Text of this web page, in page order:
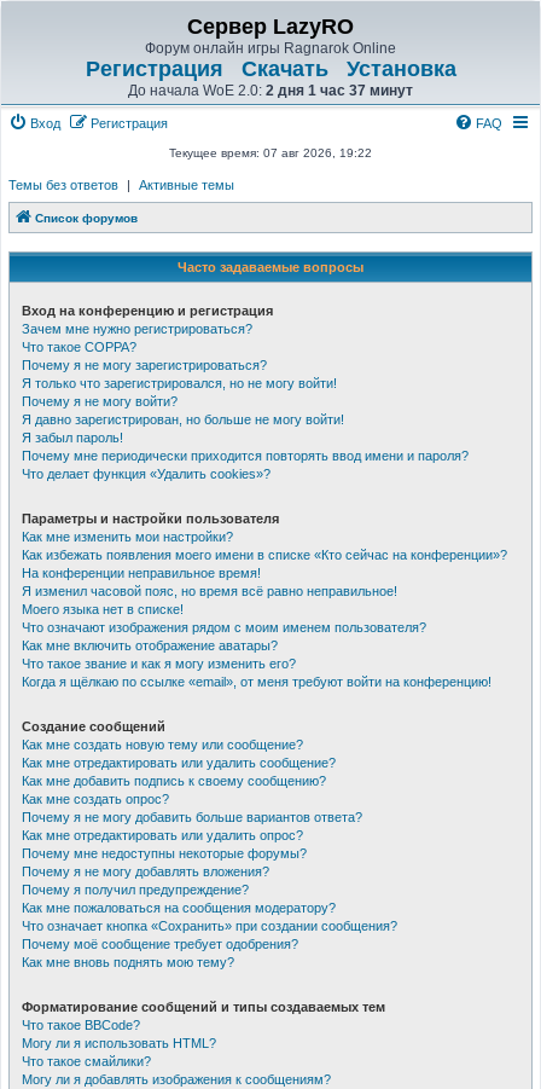
Сервер LazyRO
Форум онлайн игры Ragnarok Online
Регистрация Скачать Установка
До начала WoE 2.0: 2 дня 1 час 37 минут
Вход Регистрация FAQ
Текущее время: 07 авг 2026, 19:22
Темы без ответов | Активные темы
Список форумов
Часто задаваемые вопросы
Вход на конференцию и регистрация
Зачем мне нужно регистрироваться?
Что такое COPPA?
Почему я не могу зарегистрироваться?
Я только что зарегистрировался, но не могу войти!
Почему я не могу войти?
Я давно зарегистрирован, но больше не могу войти!
Я забыл пароль!
Почему мне периодически приходится повторять ввод имени и пароля?
Что делает функция «Удалить cookies»?
Параметры и настройки пользователя
Как мне изменить мои настройки?
Как избежать появления моего имени в списке «Кто сейчас на конференции»?
На конференции неправильное время!
Я изменил часовой пояс, но время всё равно неправильное!
Моего языка нет в списке!
Что означают изображения рядом с моим именем пользователя?
Как мне включить отображение аватары?
Что такое звание и как я могу изменить его?
Когда я щёлкаю по ссылке «email», от меня требуют войти на конференцию!
Создание сообщений
Как мне создать новую тему или сообщение?
Как мне отредактировать или удалить сообщение?
Как мне добавить подпись к своему сообщению?
Как мне создать опрос?
Почему я не могу добавить больше вариантов ответа?
Как мне отредактировать или удалить опрос?
Почему мне недоступны некоторые форумы?
Почему я не могу добавлять вложения?
Почему я получил предупреждение?
Как мне пожаловаться на сообщения модератору?
Что означает кнопка «Сохранить» при создании сообщения?
Почему моё сообщение требует одобрения?
Как мне вновь поднять мою тему?
Форматирование сообщений и типы создаваемых тем
Что такое BBCode?
Могу ли я использовать HTML?
Что такое смайлики?
Могу ли я добавлять изображения к сообщениям?